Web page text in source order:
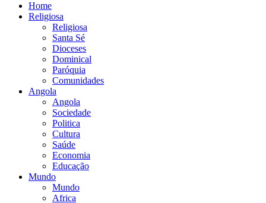
Home
Religiosa
Religiosa
Santa Sé
Dioceses
Dominical
Paróquia
Comunidades
Angola
Angola
Sociedade
Politica
Cultura
Saúde
Economia
Educação
Mundo
Mundo
Africa